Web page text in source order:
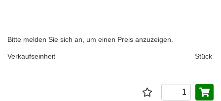
Bitte melden Sie sich an, um einen Preis anzuzeigen.
Verkaufseinheit Stück